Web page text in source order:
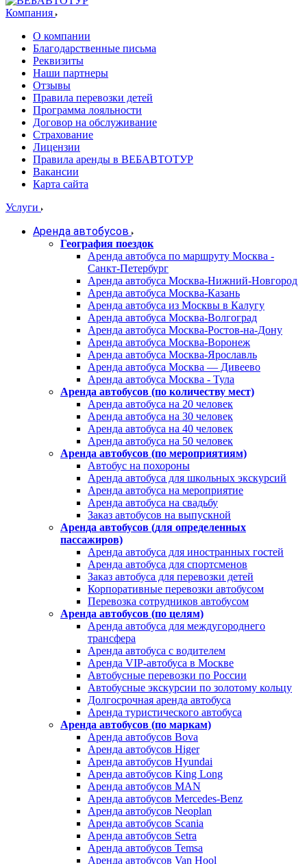
Компания
О компании
Благодарственные письма
Реквизиты
Наши партнеры
Отзывы
Правила перевозки детей
Программа лояльности
Договор на обслуживание
Страхование
Лицензии
Правила аренды в ВЕБАВТОТУР
Вакансии
Карта сайта
Услуги
Аренда автобусов
География поездок
Аренда автобуса по маршруту Москва -
Санкт-Петербург
Аренда автобуса Москва-Нижний-Новгород
Аренда автобуса Москва-Казань
Аренда автобуса из Москвы в Калугу
Аренда автобуса Москва-Волгоград
Аренда автобуса Москва-Ростов-на-Дону
Аренда автобуса Москва-Воронеж
Аренда автобуса Москва-Ярославль
Аренда автобуса Москва — Дивеево
Аренда автобуса Москва - Тула
Аренда автобусов (по количеству мест)
Аренда автобуса на 20 человек
Аренда автобуса на 30 человек
Аренда автобуса на 40 человек
Аренда автобуса на 50 человек
Аренда автобусов (по мероприятиям)
Автобус на похороны
Аренда автобуса для школьных экскурсий
Аренда автобуса на мероприятие
Аренда автобуса на свадьбу
Заказ автобусов на выпускной
Аренда автобусов (для определенных
пассажиров)
Аренда автобуса для иностранных гостей
Аренда автобуса для спортсменов
Заказ автобуса для перевозки детей
Корпоративные перевозки автобусом
Перевозка сотрудников автобусом
Аренда автобусов (по целям)
Аренда автобуса для междугороднего
трансфера
Аренда автобуса с водителем
Аренда VIP-автобуса в Москве
Автобусные перевозки по России
Автобусные экскурсии по золотому кольцу
Долгосрочная аренда автобуса
Аренда туристического автобуса
Аренда автобусов (по маркам)
Аренда автобусов Bova
Аренда автобусов Higer
Аренда автобусов Hyundai
Аренда автобусов King Long
Аренда автобусов MAN
Аренда автобусов Mercedes-Benz
Аренда автобусов Neoplan
Аренда автобусов Scania
Аренда автобусов Setra
Аренда автобусов Temsa
Аренда автобусов Van Hool